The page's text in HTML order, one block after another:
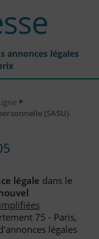
annonces légales
Légales
(SASU)
légale dans le
75 - Paris,
légales